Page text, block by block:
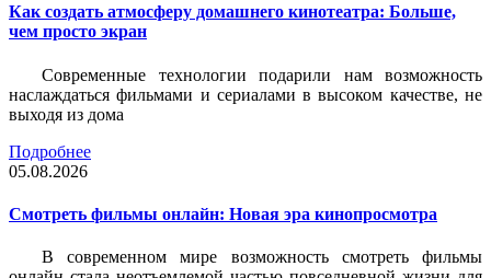
Как создать атмосферу домашнего кинотеатра: Больше,
чем просто экран
Современные технологии подарили нам возможность
наслаждаться фильмами и сериалами в высоком качестве, не
выходя из дома
Подробнее
05.08.2026
Смотреть фильмы онлайн: Новая эра кинопросмотра
В современном мире возможность смотреть фильмы